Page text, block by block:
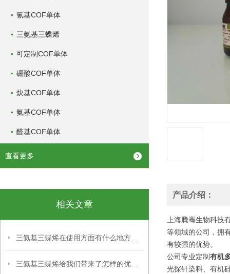
氰基COF单体
三氨基三蝶烯
可定制COF单体
硼酸COF单体
炔基COF单体
氨基COF单体
醛基COF单体
查看更多
相关文章
产品介绍：
上海腾骞生物科
等领域的公司，拥
有较强的优势。
公司专业定制有机
光探针染料、有机